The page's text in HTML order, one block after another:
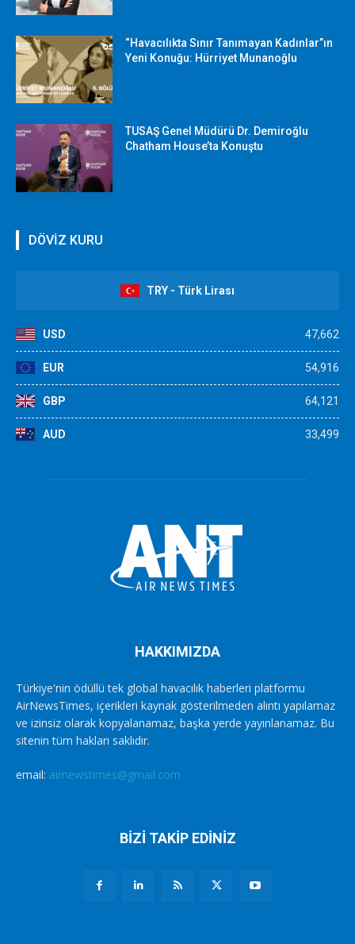
“Havacılıkta Sınır Tanımayan Kadınlar”ın
Yeni Konuğu: Hürriyet Munanoğlu
TUSAŞ Genel Müdürü Dr. Demiroğlu
Chatham House’ta Konuştu
DÖVİZ KURU
TRY - Türk Lirası
USD 47,662
EUR 54,916
GBP 64,121
AUD 33,499
HAKKIMIZDA
Türkiye'nin ödüllü tek global havacılık haberleri platformu
AirNewsTimes, içerikleri kaynak gösterilmeden alıntı yapılamaz
ve izinsiz olarak kopyalanamaz, başka yerde yayınlanamaz. Bu
sitenin tüm hakları saklıdır.
email: airnewstimes@gmail.com
BİZİ TAKİP EDİNİZ